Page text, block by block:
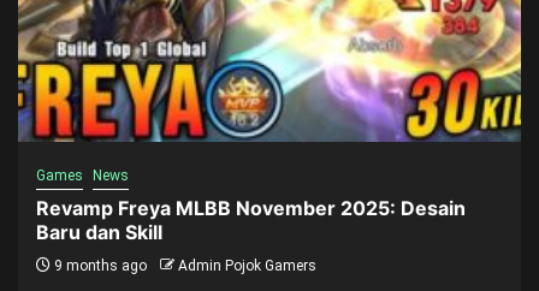
Games News
Revamp Freya MLBB November 2025: Desain
Baru dan Skill
9 months ago Admin Pojok Gamers